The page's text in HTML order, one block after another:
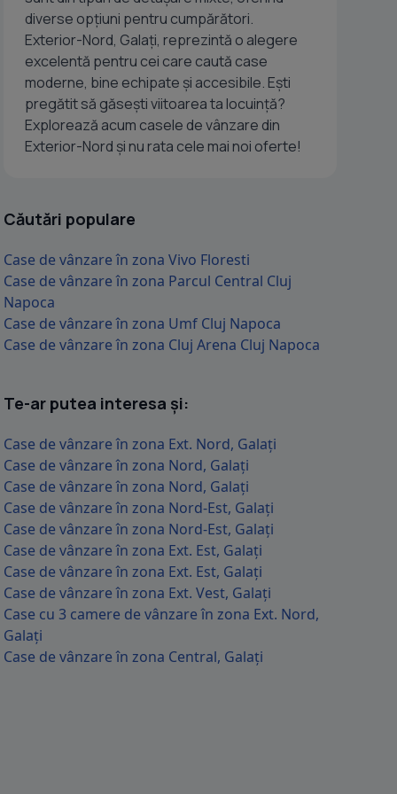
diverse opțiuni pentru cumpărători.
Exterior-Nord, Galați, reprezintă o alegere
excelentă pentru cei care caută case
moderne, bine echipate și accesibile. Ești
pregătit să găsești viitoarea ta locuință?
Explorează acum casele de vânzare din
Exterior-Nord și nu rata cele mai noi oferte!
Căutări populare
Case de vânzare în zona Vivo Floresti
Case de vânzare în zona Parcul Central Cluj
Napoca
Case de vânzare în zona Umf Cluj Napoca
Case de vânzare în zona Cluj Arena Cluj Napoca
Te-ar putea interesa și:
Case de vânzare în zona Ext. Nord, Galați
Case de vânzare în zona Nord, Galați
Case de vânzare în zona Nord, Galați
Case de vânzare în zona Nord-Est, Galați
Case de vânzare în zona Nord-Est, Galați
Case de vânzare în zona Ext. Est, Galați
Case de vânzare în zona Ext. Est, Galați
Case de vânzare în zona Ext. Vest, Galați
Case cu 3 camere de vânzare în zona Ext. Nord,
Galați
Case de vânzare în zona Central, Galați